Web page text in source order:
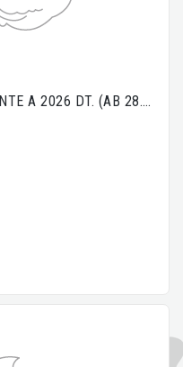
A 2026 DT. (AB 28.…